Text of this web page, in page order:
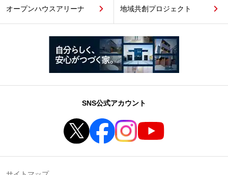
オープンハウスアリーナ 地域共創プロジェクト
SNS公式アカウント